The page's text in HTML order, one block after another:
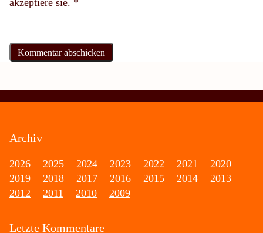
Archiv
2026 2025 2024 2023 2022 2021
2020
2019
2018 2017 2016 2015 2014
2013
2012
2011 2010 2009
Letzte Kommentare